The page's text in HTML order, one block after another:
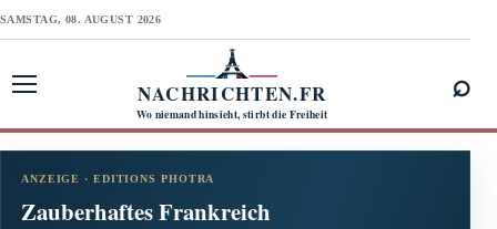
SAMSTAG, 08. AUGUST 2026
NACHRICHTEN.FR
Wo niemand hinsieht, stirbt die Freiheit
⌕
ANZEIGE · EDITIONS PHOTRA
Zauberhaftes Frankreich